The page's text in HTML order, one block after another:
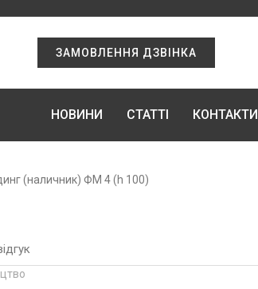
ЗАМОВЛЕННЯ ДЗВІНКА
НОВИНИ СТАТТІ КОНТАКТИ
(наличник) ФМ 4 (h 100)